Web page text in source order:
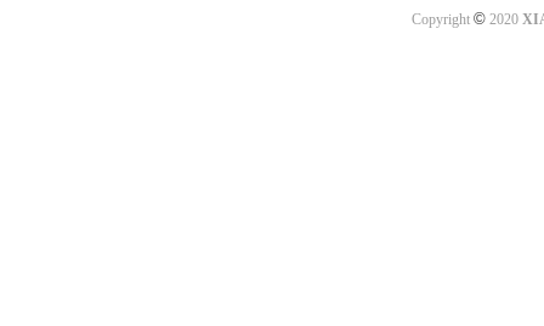
Copyright ©2020